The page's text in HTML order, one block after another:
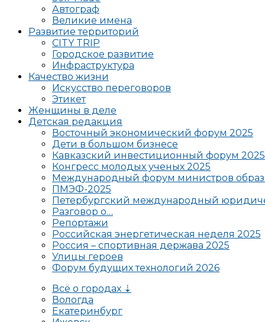
Автограф
Великие имена
Развитие территорий
CITY TRIP
Городское развитие
Инфраструктура
Качество жизни
Искусство переговоров
Этикет
Женщины в деле
Детская редакция
Восточный экономический форум 2025
Дети в большом бизнесе
Кавказский инвестиционный форум 2025
Конгресс молодых ученых 2025
Международный форум министров
ПМЭФ-2025
Петербургский международный
Разговор о…
Репортажи
Российская энергетическая неделя 2025
Россия – спортивная держава 2025
Улицы героев
Форум будущих технологий 2026
Всё о городах ⇣
Вологда
Екатеринбург